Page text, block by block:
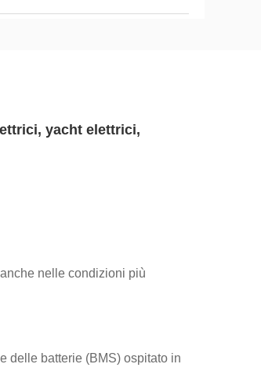
yacht elettrici,
nelle condizioni più
delle batterie (BMS) ospitato in